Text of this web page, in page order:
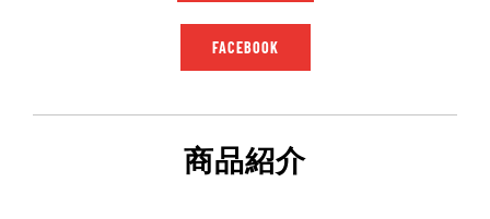
FACEBOOK
商品紹介